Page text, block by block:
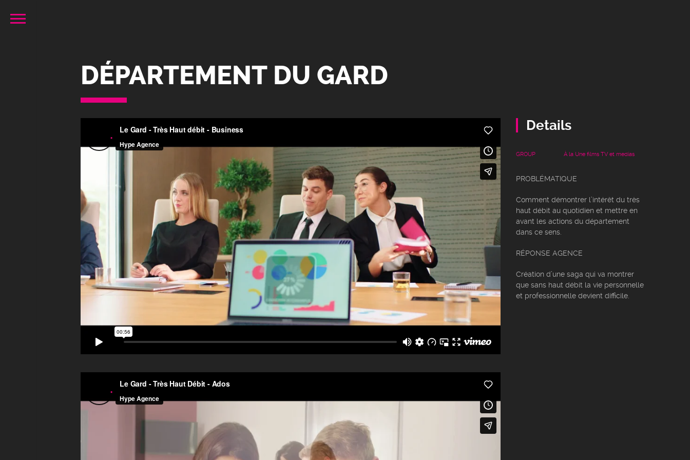
DÉPARTEMENT DU GARD
Details
GROUP À la Une films TV et medias
PROBLÉMATIQUE
Comment démontrer l’intérêt du très
haut débit au quotidien et mettre en
avant les actions du département
dans ce sens.
RÉPONSE AGENCE
Création d’une saga qui va montrer
que sans haut débit la vie personnelle
et professionnelle devient difficile.